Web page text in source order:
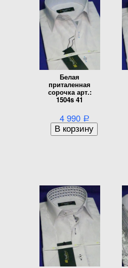
Белая
приталенная
сорочка арт.:
1504s 41
4 990 Р